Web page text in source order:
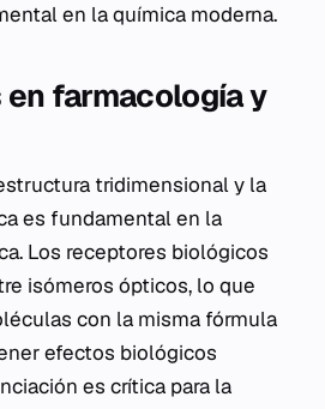
en la química moderna.
farmacología y
tridimensional y la
es fundamental en la
Los receptores biológicos
isómeros ópticos, lo que
con la misma fórmula
efectos biológicos
es crítica para la